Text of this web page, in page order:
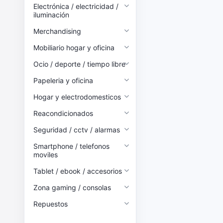
Electrónica / electricidad /
iluminación
Merchandising
Mobiliario hogar y oficina
Ocio / deporte / tiempo libre
Papeleria y oficina
Hogar y electrodomesticos
Reacondicionados
Seguridad / cctv / alarmas
Smartphone / telefonos
moviles
Tablet / ebook / accesorios
Zona gaming / consolas
Repuestos